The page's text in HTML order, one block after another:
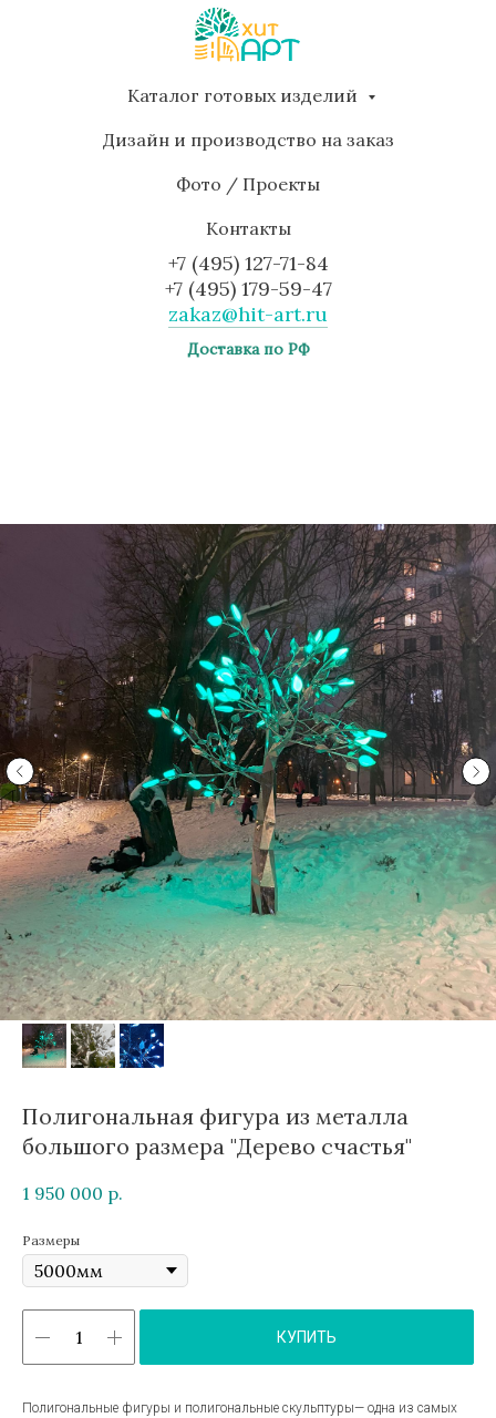
Каталог готовых изделий
Дизайн и производство на заказ
Фото / Проекты
Контакты
+7 (495) 127-71-84
+7 (495) 179-59-47
zakaz@hit-art.ru
Доставка по РФ
Полигональная фигура из металла
большого размера "Дерево счастья"
1 950 000 р.
Размеры
КУПИТЬ
Полигональные фигуры и полигональные скульптуры— одна из самых